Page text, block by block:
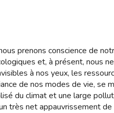
prenons conscience de
et, à présent, nous
à nos yeux, les
de nos modes de vie, se
du climat et une large
très net appauvrissement de